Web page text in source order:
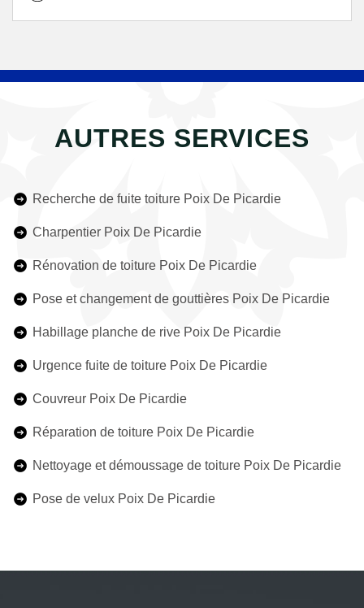
AUTRES SERVICES
Recherche de fuite toiture Poix De Picardie
Charpentier Poix De Picardie
Rénovation de toiture Poix De Picardie
Pose et changement de gouttières Poix De Picardie
Habillage planche de rive Poix De Picardie
Urgence fuite de toiture Poix De Picardie
Couvreur Poix De Picardie
Réparation de toiture Poix De Picardie
Nettoyage et démoussage de toiture Poix De Picardie
Pose de velux Poix De Picardie